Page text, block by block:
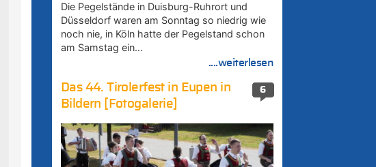
Die Pegelstände in Duisburg-Ruhrort und
Düsseldorf waren am Sonntag so niedrig wie
noch nie, in Köln hatte der Pegelstand schon
am Samstag ein…
....weiterlesen
6
Das 44. Tirolerfest in Eupen in
Bildern [Fotogalerie]